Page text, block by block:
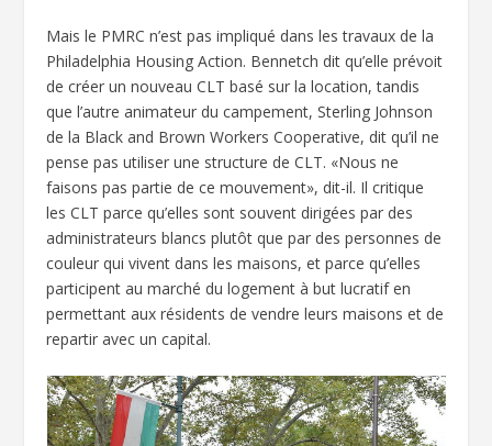
Mais le PMRC n’est pas impliqué dans les travaux de la
Philadelphia Housing Action. Bennetch dit qu’elle prévoit
de créer un nouveau CLT basé sur la location, tandis
que l’autre animateur du campement, Sterling Johnson
de la Black and Brown Workers Cooperative, dit qu’il ne
pense pas utiliser une structure de CLT. «Nous ne
faisons pas partie de ce mouvement», dit-il. Il critique
les CLT parce qu’elles sont souvent dirigées par des
administrateurs blancs plutôt que par des personnes de
couleur qui vivent dans les maisons, et parce qu’elles
participent au marché du logement à but lucratif en
permettant aux résidents de vendre leurs maisons et de
repartir avec un capital.